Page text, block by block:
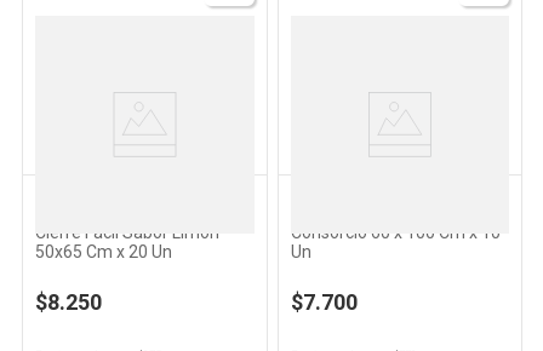
Ver
Producto
Cierre Fácil Sabor Limón
50x65 Cm x 20 Un
$8.250
Ver
Producto
Consorcio 60 x 100 Cm x 10
Un
$7.700